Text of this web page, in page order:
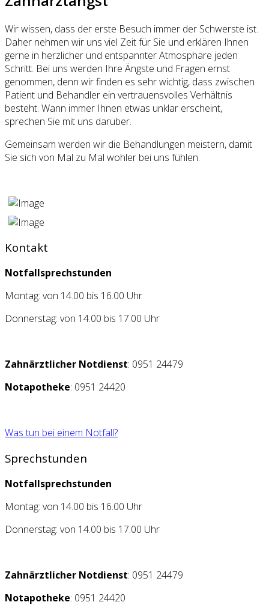
Wir wissen, dass der erste Besuch immer der Schwerste ist.
Daher nehmen wir uns viel Zeit für Sie und erklären Ihnen
gerne in herzlicher und entspannter Atmosphäre jeden
Schritt. Bei uns werden Ihre Ängste und Fragen ernst
genommen, denn wir finden es sehr wichtig, dass zwischen
Patient und Behandler ein vertrauensvolles Verhältnis
besteht. Wann immer Ihnen etwas unklar erscheint,
sprechen Sie mit uns darüber.
Gemeinsam werden wir die Behandlungen meistern, damit
Sie sich von Mal zu Mal wohler bei uns fühlen.
Kontakt
Notfallsprechstunden
Montag: von 14.00 bis 16.00 Uhr
Donnerstag: von 14.00 bis 17.00 Uhr
Zahnärztlicher Notdienst: 0951 24479
Notapotheke: 0951 24420
Was tun bei einem Notfall?
Sprechstunden
Notfallsprechstunden
Montag: von 14.00 bis 16.00 Uhr
Donnerstag: von 14.00 bis 17.00 Uhr
Zahnärztlicher Notdienst: 0951 24479
Notapotheke: 0951 24420